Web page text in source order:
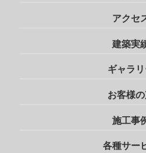
アクセ
建築実
ギャラ
お客様
施工事
各種サー